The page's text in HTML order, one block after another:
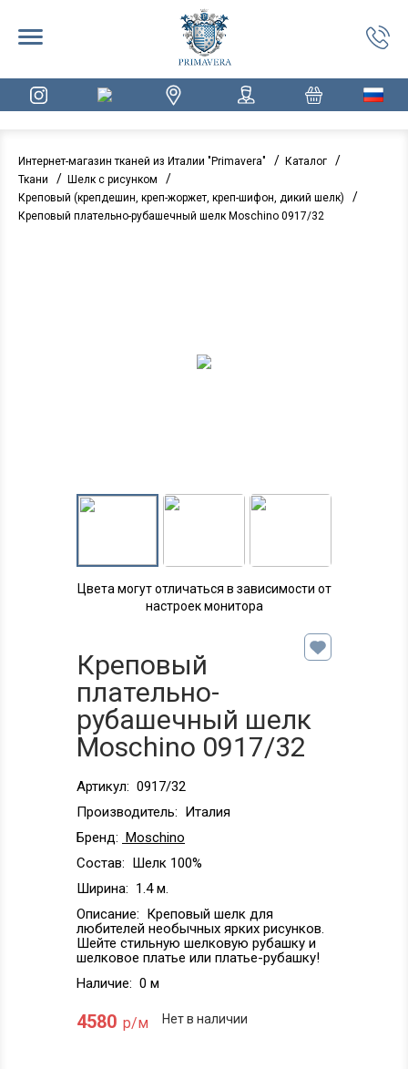
Интернет-магазин тканей из Италии "Primavera" / Каталог /
Ткани / Шелк с рисунком /
Креповый (крепдешин, креп-жоржет, креп-шифон, дикий шелк) /
Креповый плательно-рубашечный шелк Moschino 0917/32
Цвета могут отличаться в зависимости от
настроек монитора
Креповый
плательно-
рубашечный шелк
Moschino 0917/32
Артикул: 0917/32
Производитель: Италия
Бренд: Moschino
Состав: Шелк 100%
Ширина: 1.4 м.
Описание: Креповый шелк для
любителей необычных ярких рисунков.
Шейте стильную шелковую рубашку и
шелковое платье или платье-рубашку!
Наличие: 0 м
4580 р/м Нет в наличии